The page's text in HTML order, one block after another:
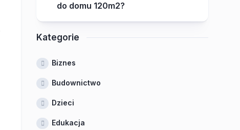
do domu 120m2?
Kategorie
Biznes
Budownictwo
Dzieci
Edukacja